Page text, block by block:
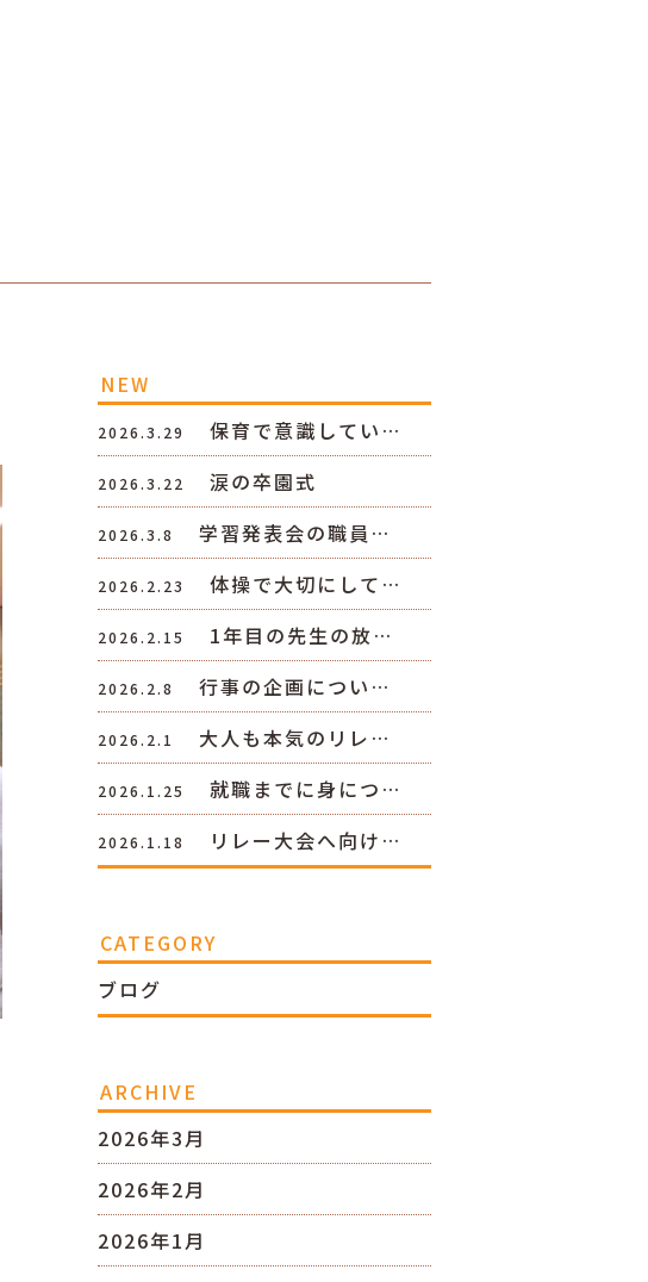
NEW
2026.3.29 保育で意識してい…
2026.3.22 涙の卒園式
2026.3.8 学習発表会の職員…
2026.2.23 体操で大切にして…
2026.2.15 1年目の先生の放…
2026.2.8 行事の企画につい…
2026.2.1 大人も本気のリレ…
2026.1.25 就職までに身につ…
2026.1.18 リレー大会へ向け…
CATEGORY
ブログ
ARCHIVE
2026年3月
2026年2月
2026年1月